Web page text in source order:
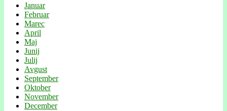
Januar
Februar
Marec
April
Maj
Junij
Julij
Avgust
September
Oktober
November
December